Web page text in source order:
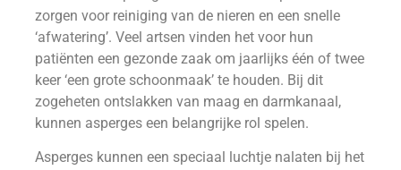
zorgen voor reiniging van de nieren en een snelle
‘afwatering’. Veel artsen vinden het voor hun
patiënten een gezonde zaak om jaarlijks één of twee
keer ‘een grote schoonmaak’ te houden. Bij dit
zogeheten ontslakken van maag en darmkanaal,
kunnen asperges een belangrijke rol spelen.
Asperges kunnen een speciaal luchtje nalaten bij het